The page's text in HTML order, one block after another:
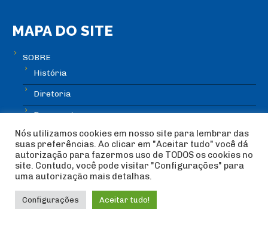
MAPA DO SITE
SOBRE
História
Diretoria
Documentos
Contabilidade
ATLETAS
Seleção Brasileira
Profissional
Nós utilizamos cookies em nosso site para lembrar das
suas preferências. Ao clicar em "Aceitar tudo" você dá
autorização para fazermos uso de TODOS os cookies no
site. Contudo, você pode visitar "Configurações" para
uma autorização mais detalhas.
Configurações Aceitar tudo!